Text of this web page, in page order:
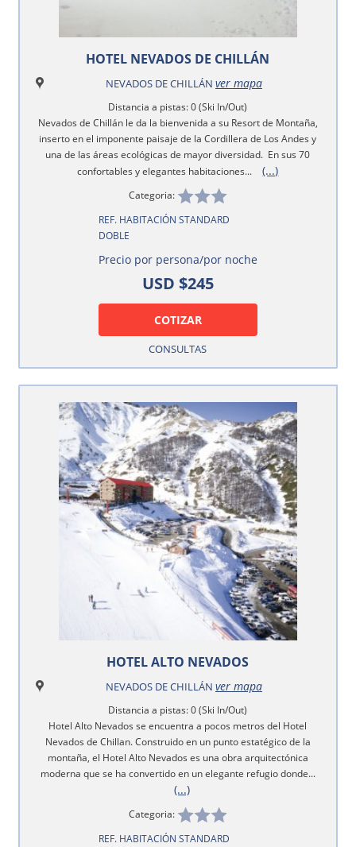
HOTEL NEVADOS DE CHILLÁN
NEVADOS DE CHILLÁN ver mapa
Distancia a pistas: 0 (Ski In/Out)
Nevados de Chillán le da la bienvenida a su Resort de Montaña,
inserto en el imponente paisaje de la Cordillera de Los Andes y
una de las áreas ecológicas de mayor diversidad. En sus 70
confortables y elegantes habitaciones...
(...)
Categoria:
REF. HABITACIÓN STANDARD
DOBLE
Precio por persona/por noche
USD $245
COTIZAR
CONSULTAS
HOTEL ALTO NEVADOS
NEVADOS DE CHILLÁN ver mapa
Distancia a pistas: 0 (Ski In/Out)
Hotel Alto Nevados se encuentra a pocos metros del Hotel
Nevados de Chillan. Construido en un punto estatégico de la
montaña, el Hotel Alto Nevados es una obra arquitectónica
moderna que se ha convertido en un elegante refugio donde...
(...)
Categoria:
REF. HABITACIÓN STANDARD